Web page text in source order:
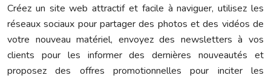
Créez un site web attractif et facile à naviguer, utilisez les
réseaux sociaux pour partager des photos et des vidéos de
votre nouveau matériel, envoyez des newsletters à vos
clients pour les informer des dernières nouveautés et
proposez des offres promotionnelles pour inciter les